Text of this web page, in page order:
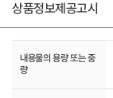
상품정보제공고시
내용물의 용량 또는 중
량